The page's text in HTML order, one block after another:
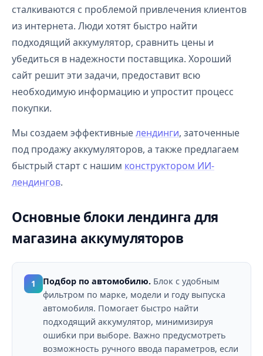
сталкиваются с проблемой привлечения клиентов
из интернета. Люди хотят быстро найти
подходящий аккумулятор, сравнить цены и
убедиться в надежности поставщика. Хороший
сайт решит эти задачи, предоставит всю
необходимую информацию и упростит процесс
покупки.
Мы создаем эффективныелендинги, заточенные
под продажу аккумуляторов, а также предлагаем
быстрый старт с нашим конструктором ИИ-
лендингов.
Основные блоки лендинга для
магазина аккумуляторов
1 Подбор по автомобилю. Блок с удобным
фильтром по марке, модели и году выпуска
автомобиля. Помогает быстро найти
подходящий аккумулятор, минимизируя
ошибки при выборе. Важно предусмотреть
возможность ручного ввода параметров, если